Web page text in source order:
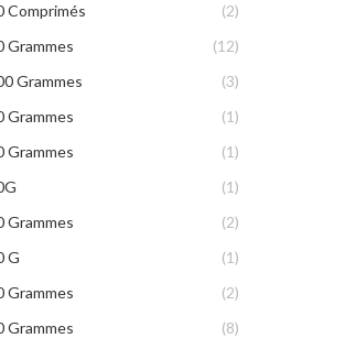
Comprimés
(2)
Grammes
(12)
Grammes
(3)
Grammes
(1)
Grammes
(1)
(1)
Grammes
(2)
G
(1)
Grammes
(2)
Grammes
(8)